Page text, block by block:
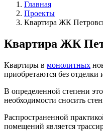
Главная
Проекты
Квартира ЖК
Квартира ЖК
Квартиры в монолитных
приобретаются без
В определенной степени
необходимости сносить
Распространенной
помещений является